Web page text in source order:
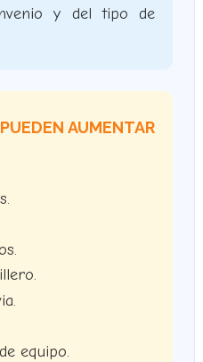
y del tipo de
AUMENTAR
equipo.